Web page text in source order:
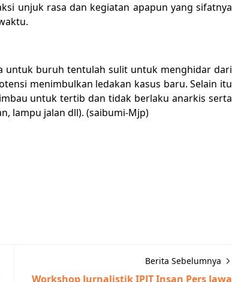
unjuk rasa dan kegiatan apapun yang sifatnya
untuk buruh tentulah sulit untuk menghidar dari
menimbulkan ledakan kasus baru. Selain itu
untuk tertib dan tidak berlaku anarkis serta
lampu jalan dll). (saibumi-Mjp)
Berita Sebelumnya
Workshop Jurnalistik IPJT Insan Pers Jawa